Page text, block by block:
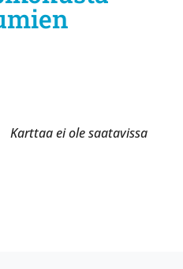
Karttaa ei ole saatavissa